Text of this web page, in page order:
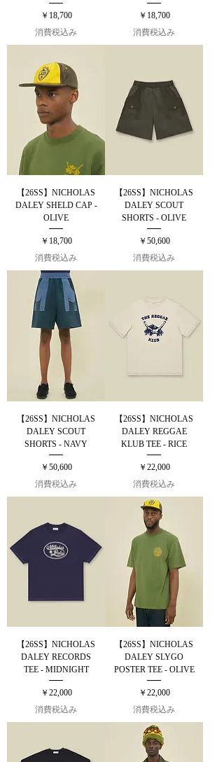
価格
￥18,700
消費税込み
価格
￥18,700
消費税込み
【26SS】NICHOLAS
DALEY SHELD CAP -
OLIVE
価格
￥18,700
消費税込み
【26SS】NICHOLAS
DALEY SCOUT
SHORTS - OLIVE
価格
￥50,600
消費税込み
【26SS】NICHOLAS
DALEY SCOUT
SHORTS - NAVY
価格
￥50,600
消費税込み
【26SS】NICHOLAS
DALEY REGGAE
KLUB TEE - RICE
価格
￥22,000
消費税込み
【26SS】NICHOLAS
DALEY RECORDS
TEE - MIDNIGHT
価格
￥22,000
消費税込み
【26SS】NICHOLAS
DALEY SLYGO
POSTER TEE - OLIVE
価格
￥22,000
消費税込み